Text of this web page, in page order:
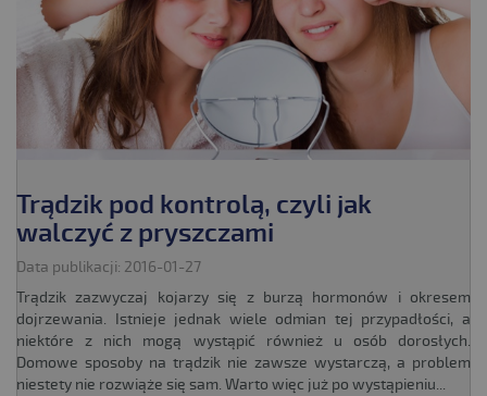
Trądzik pod kontrolą, czyli jak
walczyć z pryszczami
Data publikacji: 2016-01-27
Trądzik zazwyczaj kojarzy się z burzą hormonów i okresem
dojrzewania. Istnieje jednak wiele odmian tej przypadłości, a
niektóre z nich mogą wystąpić również u osób dorosłych.
Domowe sposoby na trądzik nie zawsze wystarczą, a problem
niestety nie rozwiąże się sam. Warto więc już po wystąpieniu...